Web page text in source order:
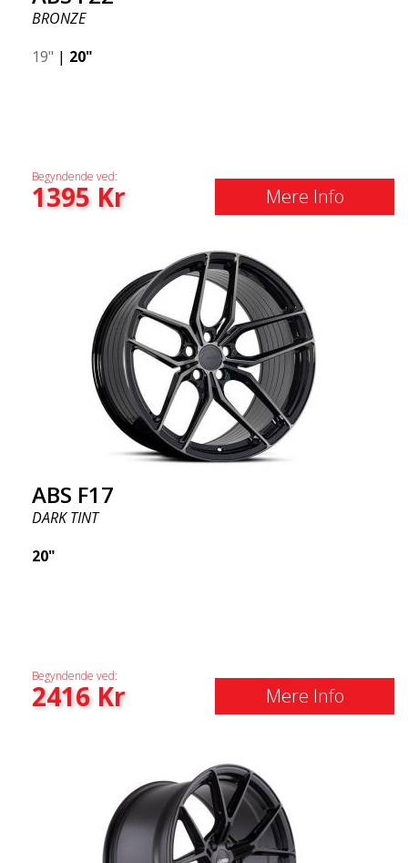
BRONZE
19" | 20"
Begyndende ved:
1395Kr Mere Info
ABS F17
DARK TINT
20"
Begyndende ved:
2416Kr Mere Info